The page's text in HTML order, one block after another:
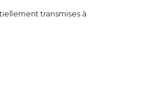
transmises à